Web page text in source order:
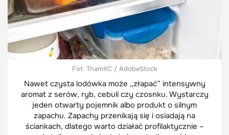
Fot. ThamKC / AdobeStock
Nawet czysta lodówka może „złapać” intensywny
aromat z serów, ryb, cebuli czy czosnku. Wystarczy
jeden otwarty pojemnik albo produkt o silnym
zapachu. Zapachy przenikają się i osiadają na
ściankach, dlatego warto działać profilaktycznie –